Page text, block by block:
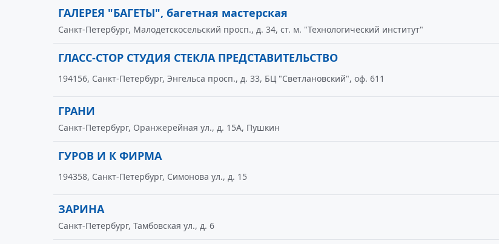
ГАЛЕРЕЯ "БАГЕТЫ", багетная мастерская
Санкт-Петербург, Малодетскосельский просп., д. 34, ст. м. "Технологический институт"
ГЛАСС-СТОР СТУДИЯ СТЕКЛА ПРЕДСТАВИТЕЛЬСТВО
194156, Санкт-Петербург, Энгельса просп., д. 33, БЦ "Светлановский", оф. 611
ГРАНИ
Санкт-Петербург, Оранжерейная ул., д. 15А, Пушкин
ГУРОВ И К ФИРМА
194358, Санкт-Петербург, Симонова ул., д. 15
ЗАРИНА
Санкт-Петербург, Тамбовская ул., д. 6